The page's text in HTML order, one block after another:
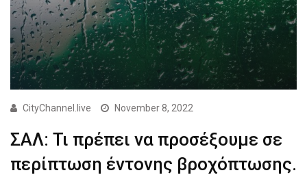
CityChannel.live November 8, 2022
ΣΑΛ: Τι πρέπει να προσέξουμε σε
περίπτωση έντονης βροχόπτωσης.